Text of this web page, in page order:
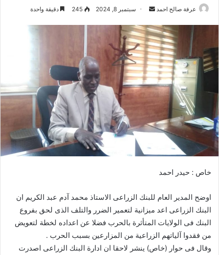
عرفة صالح احمد
س
ل
ب
ر
ي
ل
ت
ي
ا
سبتمبر 8, 2024 245 دقيقة واحدة
خاص : حيدر احمد
اوضح المدير العام للبنك الزراعى الاستاذ محمد آدم عبد الكريم ان
البنك الزراعى اعد ميزانية لتعمير الضرر والتلف الذى لحق بفروع
البنك فى الولايات المتأثرة بالحرب فضلا عن اعداده لخطة لتعويض
من فقدوا آلياتهم الزراعية من المزارعين بسبب الحرب .
وقال فى حوار (خاص) ينشر لاحقا ان ادارة البنك الزراعى اصدرت